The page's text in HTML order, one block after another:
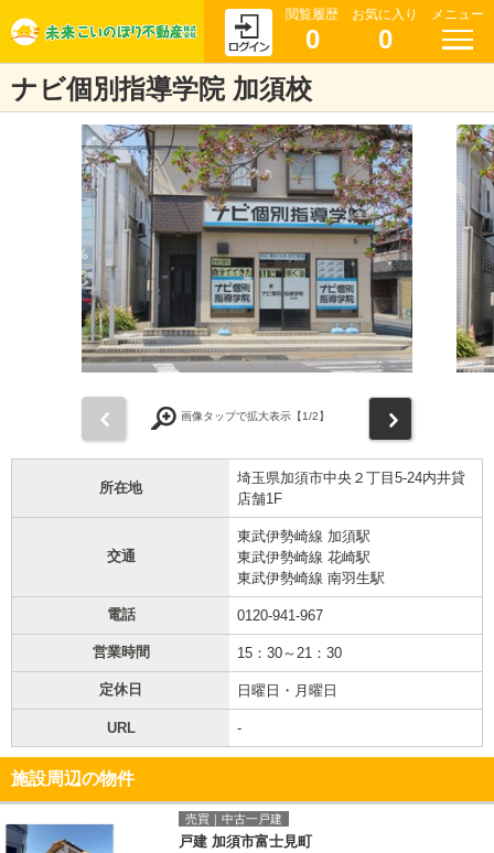
閲覧履歴
0
お気に入り
0
メニュー
ナビ個別指導学院 加須校
画像タップで拡大表示【1/2】
所在地
埼玉県加須市中央２丁目5-24内井貸
店舗1F
交通
東武伊勢崎線 加須駅
東武伊勢崎線 花崎駅
東武伊勢崎線 南羽生駅
電話 0120-941-967
営業時間 15：30～21：30
定休日 日曜日・月曜日
URL -
施設周辺の物件
売買｜中古一戸建
戸建 加須市富士見町